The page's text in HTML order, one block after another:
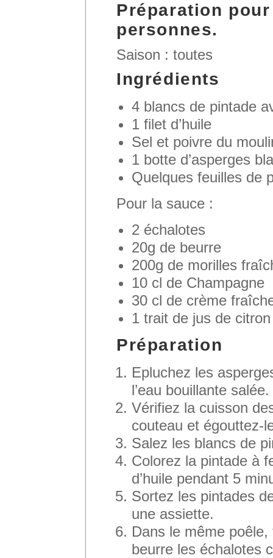
Préparation
personnes.
Saison : toutes
Ingrédients
4 blancs de pintade
1 filet d’huile
Sel et poivre du
1 botte d’asperges
Quelques feuilles de
Pour la sauce :
2 échalotes
20g de beurre
200g de morilles
10 cl de Champagne
30 cl de crème
1 trait de jus de citron
Préparation
Epluchez les
l’eau bouillante salée.
Vérifiez la cuisson
couteau et égouttez-
Salez les blancs de
Colorez la pintade à
d’huile pendant 5
Sortez les pintades
une assiette.
Dans le même
beurre les échalotes